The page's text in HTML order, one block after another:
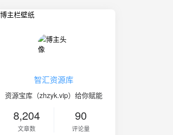
智汇资源库
资源宝库（zhzyk.vip）给你赋能
8,204
文章数
90
评论量